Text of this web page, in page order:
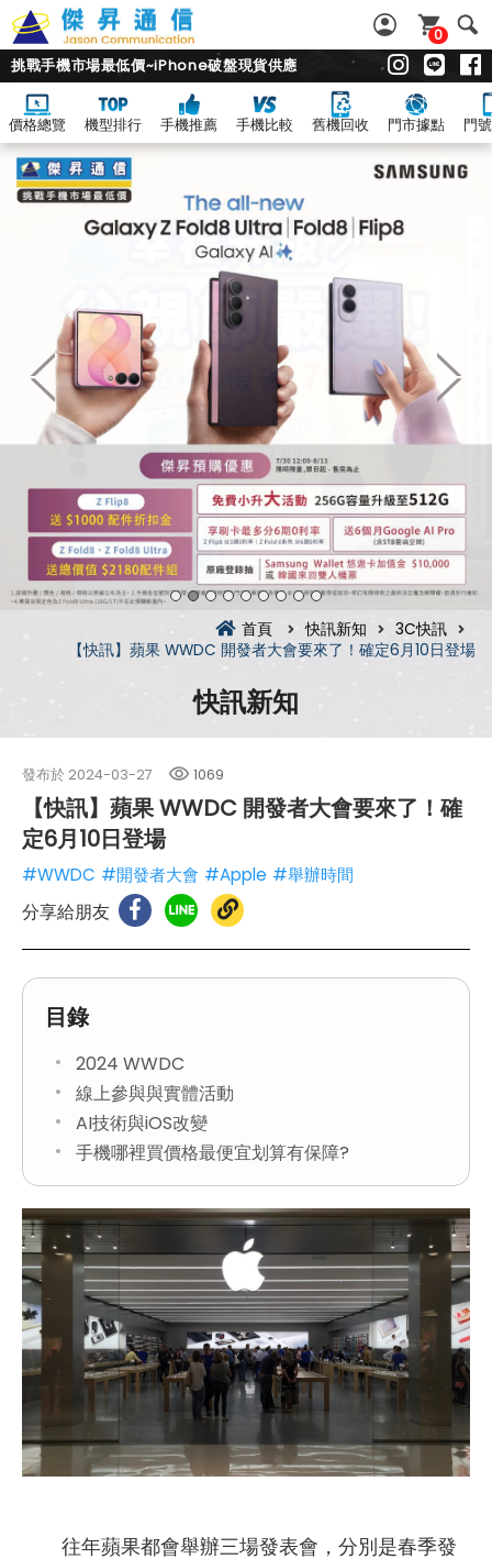
0
挑戰手機市場最低價~iPhone破盤現貨供應
價格總覽 機型排行 手機推薦 手機比較 舊機回收 門市據點 門
首頁 快訊新知
3C快訊
【快訊】蘋果 WWDC 開發者大會要來了！確定6月10日登場
快訊新知
發布於 2024-03-27 1069
【快訊】蘋果 WWDC 開發者大會要來了！確
定6月10日登場
#WWDC #開發者大會 #Apple #舉辦時間
分享給朋友
目錄
2024 WWDC
線上參與與實體活動
AI技術與iOS改變
手機哪裡買價格最便宜划算有保障?
往年蘋果都會舉辦三場發表會，分別是春季發